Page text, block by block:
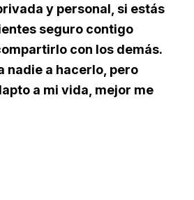
y personal, si estás
seguro contigo
con los demás.
nadie a hacerlo, pero
a mi vida, mejor me